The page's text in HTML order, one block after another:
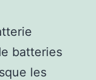
batteries
les